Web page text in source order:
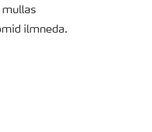
mullas
ilmneda.